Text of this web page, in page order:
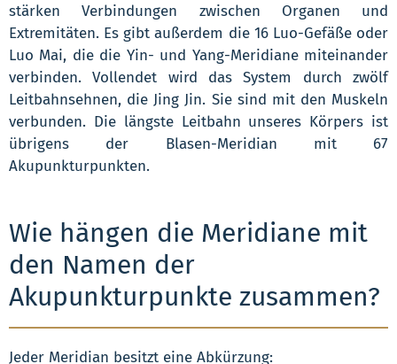
stärken Verbindungen zwischen Organen und
Extremitäten. Es gibt außerdem die 16 Luo-Gefäße oder
Luo Mai, die die Yin- und Yang-Meridiane miteinander
verbinden. Vollendet wird das System durch zwölf
Leitbahnsehnen, die Jing Jin. Sie sind mit den Muskeln
verbunden. Die längste Leitbahn unseres Körpers ist
übrigens der Blasen-Meridian mit 67
Akupunkturpunkten.
Wie hängen die Meridiane mit
den Namen der
Akupunkturpunkte zusammen?
Jeder Meridian besitzt eine Abkürzung: